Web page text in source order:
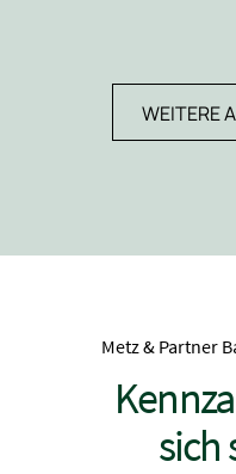
WEITERE
Metz & Partner
sich